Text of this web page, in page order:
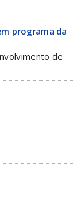
programa da
de